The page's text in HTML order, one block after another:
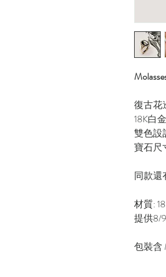
復古花
18K白
雙色設
寶石尺
同款還
材質:
提供8/
包裝含